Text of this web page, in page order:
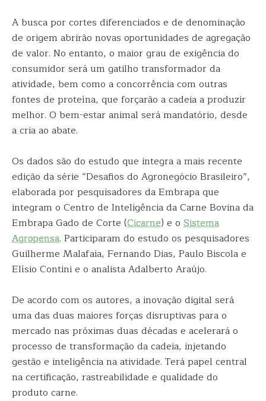
A busca por cortes diferenciados e de denominação
de origem abrirão novas oportunidades de agregação
de valor. No entanto, o maior grau de exigência do
consumidor será um gatilho transformador da
atividade, bem como a concorrência com outras
fontes de proteína, que forçarão a cadeia a produzir
melhor. O bem-estar animal será mandatório, desde
a cria ao abate.
Os dados são do estudo que integra a mais recente
edição da série “Desafios do Agronegócio Brasileiro”,
elaborada por pesquisadores da Embrapa que
integram o Centro de Inteligência da Carne Bovina da
Embrapa Gado de Corte (Cicarne) e o Sistema
Agropensa. Participaram do estudo os pesquisadores
Guilherme Malafaia, Fernando Dias, Paulo Biscola e
Elísio Contini e o analista Adalberto Araújo.
De acordo com os autores, a inovação digital será
uma das duas maiores forças disruptivas para o
mercado nas próximas duas décadas e acelerará o
processo de transformação da cadeia, injetando
gestão e inteligência na atividade. Terá papel central
na certificação, rastreabilidade e qualidade do
produto carne.